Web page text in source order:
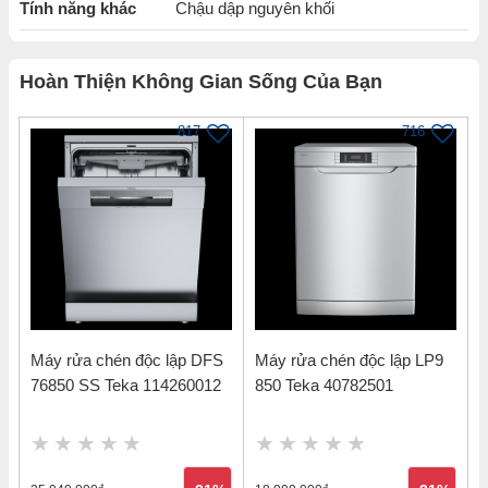
inox 304 cao cấp Pro 1050 x 440 Toàn
Tính năng khác Chậu dập nguyên khối
Hoàn Thiện Không Gian Sống Của Bạn
817
Máy rửa chén độc lập DFS
76850 SS Teka 114260012
716
Máy rửa chén độc lập LP9
850 Teka 40782501